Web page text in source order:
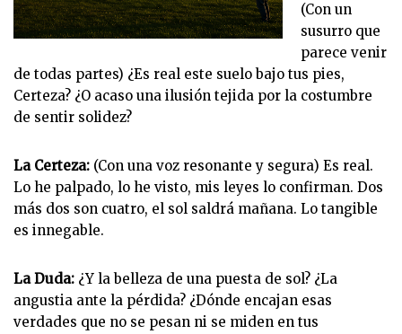
(Con un
susurro que
parece venir
de todas partes) ¿Es real este suelo bajo tus pies,
Certeza? ¿O acaso una ilusión tejida por la costumbre
de sentir solidez?
La Certeza: (Con una voz resonante y segura) Es real.
Lo he palpado, lo he visto, mis leyes lo confirman. Dos
más dos son cuatro, el sol saldrá mañana. Lo tangible
es innegable.
La Duda: ¿Y la belleza de una puesta de sol? ¿La
angustia ante la pérdida? ¿Dónde encajan esas
verdades que no se pesan ni se miden en tus